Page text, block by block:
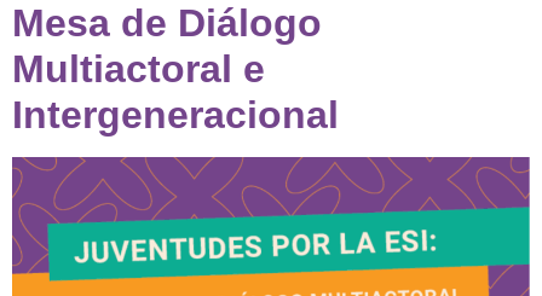
Mesa de Diálogo
Multiactoral e
Intergeneracional